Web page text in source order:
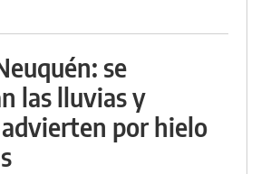
se
las lluvias y
por hielo